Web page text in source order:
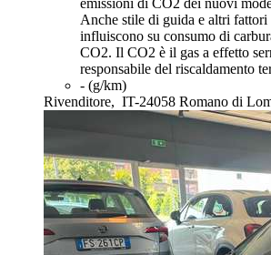
Anche stile di guida e altri fattori
influiscono su consumo di
CO2. Il CO2 è il gas a effetto
responsabile del riscaldamento
- (g/km)
Rivenditore, IT-24058 Romano di